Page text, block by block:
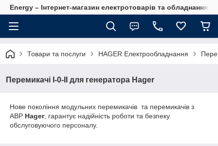
Energy – Інтернет-магазин електротоварів та обладнання
Товари та послуги HAGER Електрообладнання
Перемикачі I-0-II для генератора Hager
Нове покоління модульних перемикачів та перемикачів з
АВР Hager, гарантує надійність роботи та безпеку
обслуговуючого персоналу.